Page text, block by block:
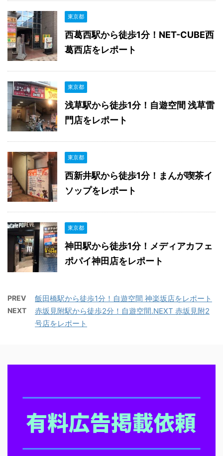
東京都
西葛西駅から徒歩1分！NET-CUBE西
葛西店をレポート
東京都
浅草駅から徒歩1分！自遊空間 浅草雷
門店をレポート
東京都
西新井駅から徒歩1分！まんが喫茶イ
ソップをレポート
東京都
神田駅から徒歩1分！メディアカフェ
ポパイ神田店をレポート
PREV 飯田橋駅から徒歩1分！自遊空間 神楽坂店をレポート
NEXT
赤坂見附駅から徒歩2分！自遊空間.NEXT 赤坂見附2
号店をレポート